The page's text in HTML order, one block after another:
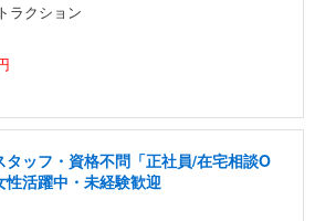
ラクション
ッフ・資格不問「正社員/在宅相談O
活躍中・未経験歓迎